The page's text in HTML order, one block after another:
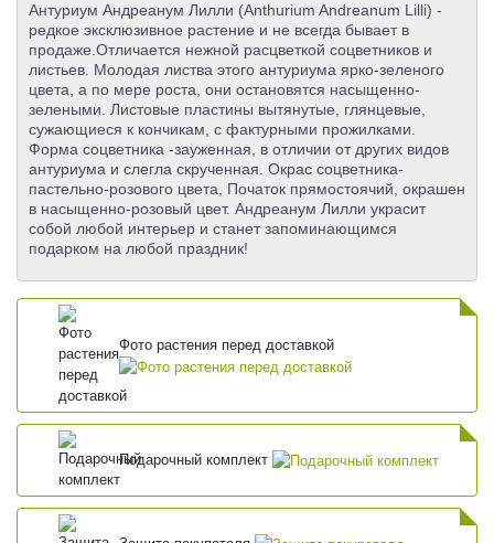
Антуриум Андреанум Лилли (Anthurium Andreanum Lilli) -
редкое эксклюзивное растение и не всегда бывает в
продаже.Отличается нежной расцветкой соцветников и
листьев. Молодая листва этого антуриума ярко-зеленого
цвета, а по мере роста, они остановятся насыщенно-
зелеными. Листовые пластины вытянутые, глянцевые,
сужающиеся к кончикам, с фактурными прожилками.
Форма соцветника -зауженная, в отличии от других видов
антуриума и слегла скрученная. Окрас соцветника-
пастельно-розового цвета, Початок прямостоячий, окрашен
в насыщенно-розовый цвет. Андреанум Лилли украсит
собой любой интерьер и станет запоминающимся
подарком на любой праздник!
Фото растения перед доставкой
Подарочный комплект